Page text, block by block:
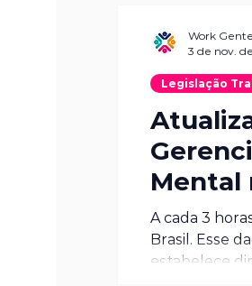
Treinamento e
Remuneração e
Tendências em RH
Mental
A cada 3
Brasil. Esse
estabelece
Legislação
Work
3 de nov.